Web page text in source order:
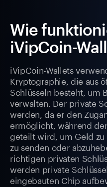
Wie
iVipCoin-
iVipCoin-Wallets
Kryptographie, die aus
Schlüsseln besteht, um
verwalten. Der private
werden, da er den
ermöglicht, während
geteilt wird, um Geld
zu senden oder
richtigen privaten
werden private
eingebauten Chip